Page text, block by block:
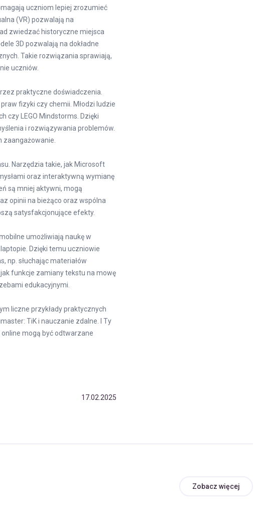
uczniom lepiej zrozumieć
(VR) pozwalają na
zwiedzać historyczne miejsca
3D pozwalają na dokładne
Takie rozwiązania sprawiają,
uczniów.
praktyczne doświadczenia.
fizyki czy chemii. Młodzi ludzie
czy LEGO Mindstorms. Dzięki
i rozwiązywania problemów.
zaangażowanie.
Narzędzia takie, jak Microsoft
oraz interaktywną wymianę
są mniej aktywni, mogą
opinii na bieżąco oraz wspólna
satysfakcjonujące efekty.
umożliwiają naukę w
Dzięki temu uczniowie
np. słuchając materiałów
funkcje zamiany tekstu na mowę
edukacyjnymi.
liczne przykłady praktycznych
TiK i nauczanie zdalne . I Ty
mogą być odtwarzane
17.02.2025
Zobacz więcej